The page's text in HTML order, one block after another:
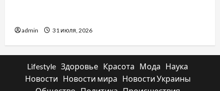
admin 31 июля, 2026
Lifestyle Здоровье Красота Мода
Наука
Новости
Новости мира
Новости Украины